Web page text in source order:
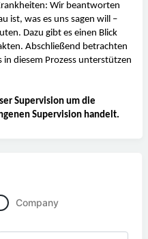
Wir beantworten
ist, was es uns sagen will –
Dazu gibt es einen Blick
Abschließend betrachten
in diesem Prozess unterstützen
Supervision um die
Supervision handelt.
Company